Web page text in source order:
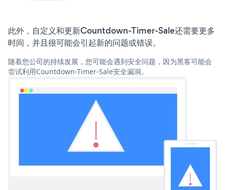
此外，自定义和更新Countdown-Timer-Sale还需要更多
时间，并且很可能会引起新的问题或错误。
随着您公司的持续发展，您可能会遇到安全问题，因为黑客可能会
尝试利用Countdown-Timer-Sale安全漏洞。